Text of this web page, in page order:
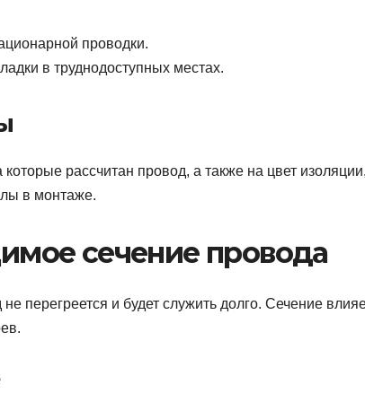
проводки.
в труднодоступных местах.
рассчитан провод, а также на цвет изоляции,
в монтаже.
сечение провода
перегреется и будет служить долго. Сечение